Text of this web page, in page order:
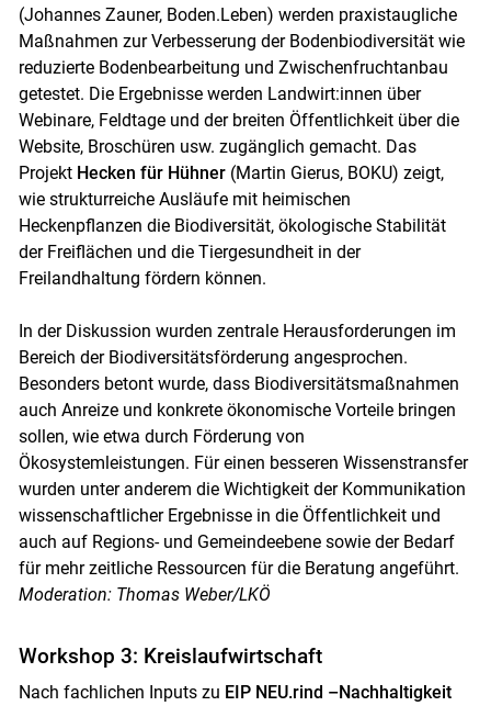
(Johannes Zauner, Boden.Leben) werden praxistaugliche
Maßnahmen zur Verbesserung der Bodenbiodiversität wie
reduzierte Bodenbearbeitung und Zwischenfruchtanbau
getestet. Die Ergebnisse werden Landwirt:innen über
Webinare, Feldtage und der breiten Öffentlichkeit über die
Website, Broschüren usw. zugänglich gemacht. Das
Projekt Hecken für Hühner(Martin Gierus, BOKU) zeigt,
wie strukturreiche Ausläufe mit heimischen
Heckenpflanzen die Biodiversität, ökologische Stabilität
der Freiflächen und die Tiergesundheit in der
Freilandhaltung fördern können.
In der Diskussion wurden zentrale Herausforderungen im
Bereich der Biodiversitätsförderung angesprochen.
Besonders betont wurde, dass Biodiversitätsmaßnahmen
auch Anreize und konkrete ökonomische Vorteile bringen
sollen, wie etwa durch Förderung von
Ökosystemleistungen. Für einen besseren Wissenstransfer
wurden unter anderem die Wichtigkeit der Kommunikation
wissenschaftlicher Ergebnisse in die Öffentlichkeit und
auch auf Regions- und Gemeindeebene sowie der Bedarf
für mehr zeitliche Ressourcen für die Beratung angeführt.
Moderation: Thomas Weber/LKÖ
Workshop 3: Kreislaufwirtschaft
Nach fachlichen Inputs zu EIP NEU.rind –Nachhaltigkeit